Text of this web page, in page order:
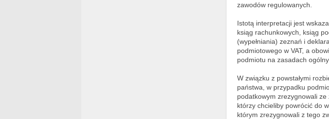
zawodów regulowanych.
Istotą interpretacji jest
ksiąg rachunkowych, ksiąg
(wypełniania) zeznań i
podmiotowego w VAT, a
podmiotu na zasadach
W związku z powstałymi
państwa, w przypadku
podatkowym zrezygnowali
którzy chcieliby powrócić do
którym zrezygnowali z tego